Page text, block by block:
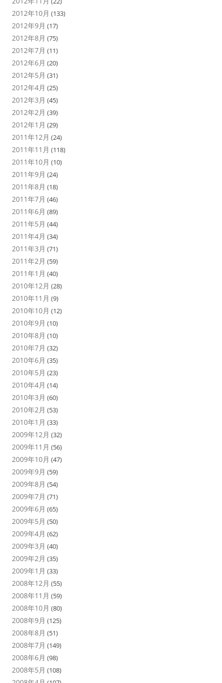
2012年10月 (133)
2012年9月 (17)
2012年8月 (75)
2012年7月 (11)
2012年6月 (20)
2012年5月 (31)
2012年4月 (25)
2012年3月 (45)
2012年2月 (39)
2012年1月 (29)
2011年12月 (24)
2011年11月 (118)
2011年10月 (10)
2011年9月 (24)
2011年8月 (18)
2011年7月 (46)
2011年6月 (89)
2011年5月 (44)
2011年4月 (34)
2011年3月 (71)
2011年2月 (59)
2011年1月 (40)
2010年12月 (28)
2010年11月 (9)
2010年10月 (12)
2010年9月 (10)
2010年8月 (10)
2010年7月 (32)
2010年6月 (35)
2010年5月 (23)
2010年4月 (14)
2010年3月 (60)
2010年2月 (53)
2010年1月 (33)
2009年12月 (32)
2009年11月 (56)
2009年10月 (47)
2009年9月 (59)
2009年8月 (54)
2009年7月 (71)
2009年6月 (65)
2009年5月 (50)
2009年4月 (62)
2009年3月 (40)
2009年2月 (35)
2009年1月 (33)
2008年12月 (55)
2008年11月 (59)
2008年10月 (80)
2008年9月 (125)
2008年8月 (51)
2008年7月 (149)
2008年6月 (98)
2008年5月 (108)